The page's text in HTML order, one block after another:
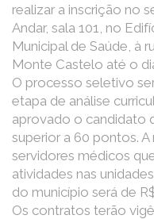
realizar a inscrição no
Andar, sala 101, no
Municipal de Saúde, à
Monte Castelo até o
O processo seletivo
etapa de análise
aprovado o candidato
superior a 60 pontos.
servidores médicos
atividades nas
do município será de
Os contratos terão